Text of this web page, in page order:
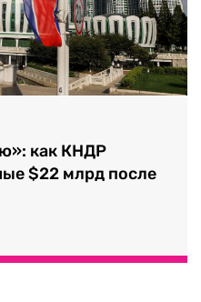
как КНДР
$22 млрд после